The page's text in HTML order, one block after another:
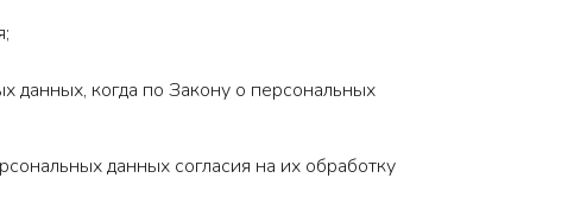
данных, когда по Закону о персональных
данных согласия на их обработку